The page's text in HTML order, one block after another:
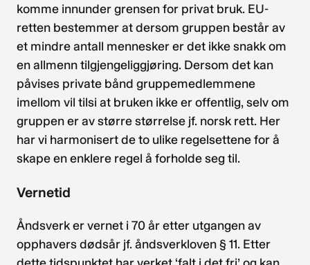
komme innunder grensen for privat bruk. EU-
retten bestemmer at dersom gruppen består av
et mindre antall mennesker er det ikke snakk om
en allmenn tilgjengeliggjøring. Dersom det kan
påvises private bånd gruppemedlemmene
imellom vil tilsi at bruken ikke er offentlig, selv om
gruppen er av større størrelse jf. norsk rett. Her
har vi harmonisert de to ulike regelsettene for å
skape en enklere regel å forholde seg til.
Vernetid
Åndsverk er vernet i 70 år etter utgangen av
opphavers dødsår jf. åndsverkloven § 11. Etter